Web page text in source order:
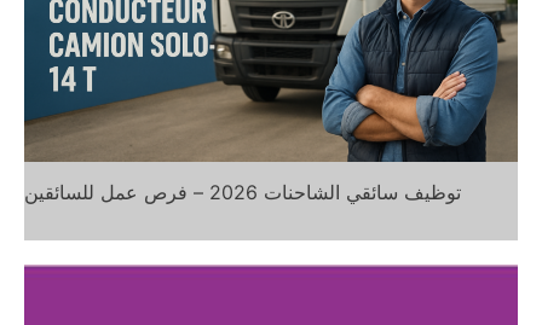
توظيف سائقي الشاحنات 2026 – فرص عمل للسائقين